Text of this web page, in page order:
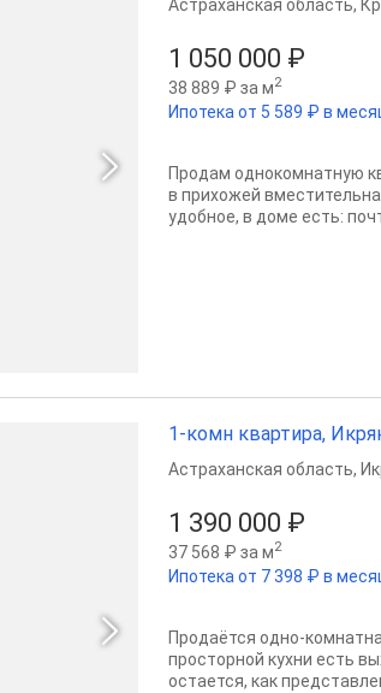
1 050 000 ₽
38 889 ₽ за м2
Ипотека от 5 589 ₽ в
Астраханская область,
Продам однокомнатную
в прихожей
удобное, в доме есть:
1-комн квартира,
1 390 000 ₽
37 568 ₽ за м2
Ипотека от 7 398 ₽ в
Астраханская область,
Продаётся одно-
просторной кухни есть
остается, как